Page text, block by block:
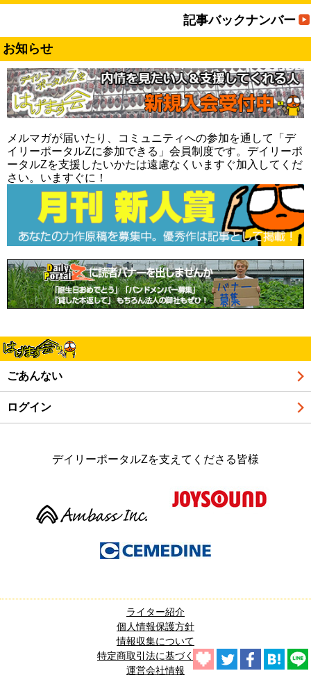
記事バックナンバー
お知らせ
メルマガが届いたり、コミュニティへの参加を通して「デ
イリーポータルZに参加できる」会員制度です。デイリーポ
ータルZを支援したいかたは遠慮なくいますぐ加入してくだ
さい。いますぐに！
ごあんない
ログイン
デイリーポータルZを支えてくださる皆様
ライター紹介
個人情報保護方針
情報収集について
特定商取引法に基づく表記
運営会社情報